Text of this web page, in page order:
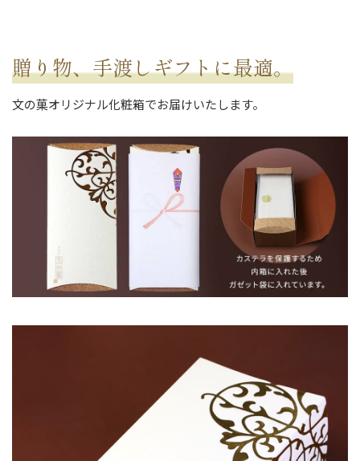
贈り物、手渡しギフトに最適。
文の菓オリジナル化粧箱でお届けいたします。